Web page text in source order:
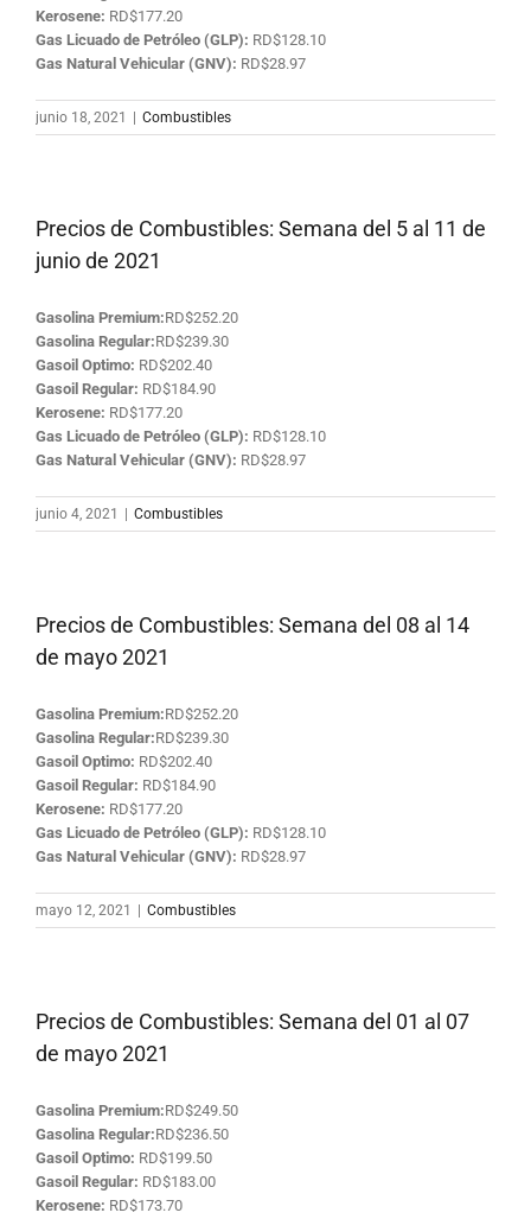
Kerosene: RD$177.20
Gas Licuado de Petróleo (GLP): RD$128.10
Gas Natural Vehicular (GNV): RD$28.97
junio 18, 2021 Combustibles
Precios de Combustibles: Semana del 5 al 11 de
junio de 2021
Gasolina Premium:RD$252.20
Gasolina Regular:RD$239.30
Gasoil Optimo: RD$202.40
Gasoil Regular: RD$184.90
Kerosene: RD$177.20
Gas Licuado de Petróleo (GLP): RD$128.10
Gas Natural Vehicular (GNV): RD$28.97
junio 4, 2021 Combustibles
Precios de Combustibles: Semana del 08 al 14
de mayo 2021
Gasolina Premium:RD$252.20
Gasolina Regular:RD$239.30
Gasoil Optimo: RD$202.40
Gasoil Regular: RD$184.90
Kerosene: RD$177.20
Gas Licuado de Petróleo (GLP): RD$128.10
Gas Natural Vehicular (GNV): RD$28.97
mayo 12, 2021 Combustibles
Precios de Combustibles: Semana del 01 al 07
de mayo 2021
Gasolina Premium:RD$249.50
Gasolina Regular:RD$236.50
Gasoil Optimo: RD$199.50
Gasoil Regular: RD$183.00
Kerosene: RD$173.70